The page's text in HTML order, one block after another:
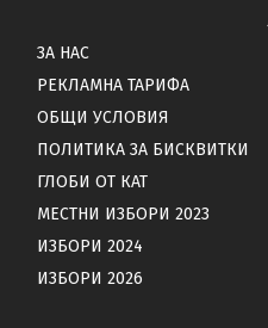
ЗА НАС
РЕКЛАМНА ТАРИФА
ОБЩИ УСЛОВИЯ
ПОЛИТИКА ЗА БИСКВИТКИ
ГЛОБИ ОТ КАТ
МЕСТНИ ИЗБОРИ 2023
ИЗБОРИ 2024
ИЗБОРИ 2026